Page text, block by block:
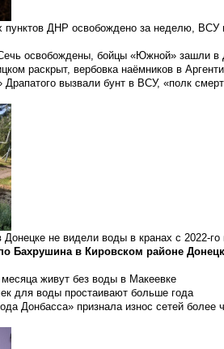
ДНР освобождено за неделю, ВСУ
освобождены, бойцы «Южной» зашли в
раскрыт, вербовка наёмников в
вызвали бунт в ВСУ, «полк
не видели воды в кранах с 2022-го
Бахрушина в Кировском районе
живут без воды в Макеевке
для воды простаивают больше года
Донбасса» признала износ сетей более